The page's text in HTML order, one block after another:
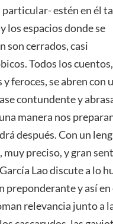
estén en él
los espacios donde se
son cerrados, casi
Todos los
feroces, se abren con
contundente y
manera nos
después. Con un
muy preciso, y gran
Lao discute a lo
preponderante y así en
relevancia junto a